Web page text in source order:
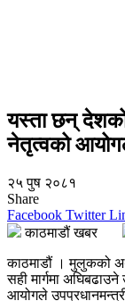
यस्ता छन्
नेतृत्वको
२५ पुष २०८१
Share
Facebook Twitter
काठमाडौं खबर
काठमाडौं । मुलुकको
सही मार्गमा
आयोगले